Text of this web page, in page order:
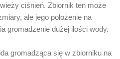
ciśnień. Zbiornik ten może
ale jego położenie na
gromadzenie dużej ilości wody.
gromadząca się w zbiorniku na